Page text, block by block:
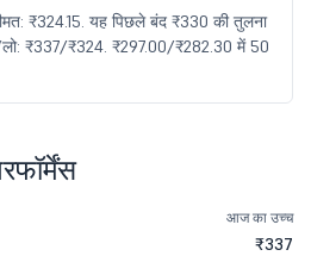
₹324.15. यह पिछले बंद ₹330 की तुलना
₹337/₹324. ₹297.00/₹282.30 में 50
आज का उच्च
₹337